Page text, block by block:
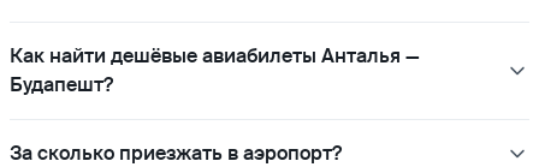
Как найти дешёвые авиабилеты Анталья —
Будапешт?
За сколько приезжать в аэропорт?